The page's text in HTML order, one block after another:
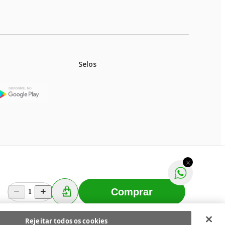
1 Comprar
Selos
na rede de lojas físicas.
prévio. Fast Shop S. A. CNPJ: 43.708.379/0001-
Fast Shop - Todos os direitos reservadosRF
Selecionar os Cookies
Rejeitar todos os cookies